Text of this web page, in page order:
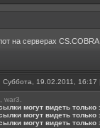
на серверах
Суббота, 19.02.2011,
war3.
могут видеть
могут видеть
могут видеть